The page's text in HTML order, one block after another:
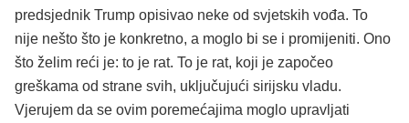
predsjednik Trump opisivao neke od svjetskih vođa. To
nije nešto što je konkretno, a moglo bi se i promijeniti. Ono
što želim reći je: to je rat. To je rat, koji je započeo
greškama od strane svih, uključujući sirijsku vladu.
Vjerujem da se ovim poremećajima moglo upravljati